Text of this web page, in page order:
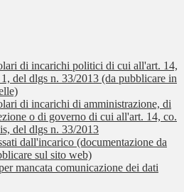
di incarichi politici di cui all'art. 14,
del dlgs n. 33/2013 (da pubblicare in
di incarichi di amministrazione, di
o di governo di cui all'art. 14, co.
del dlgs n. 33/2013
dall'incarico (documentazione da
sul sito web)
mancata comunicazione dei dati